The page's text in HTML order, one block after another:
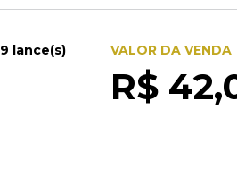
9 lance(s) VALOR DA VENDA
R$